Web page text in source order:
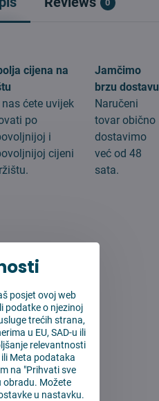
0
cijena na
nas ćete uvijek
po
i
cijeni
Jamčimo
brzu dostavu
Naručeni
tovar obično
dostavimo
već od 48
sata.
posjet ovoj web
podatke o njezinoj
trećih strana,
u EU, SAD-u ili
relevantnosti
ili Meta podataka
na "Prihvati sve
obradu. Možete
u nastavku.